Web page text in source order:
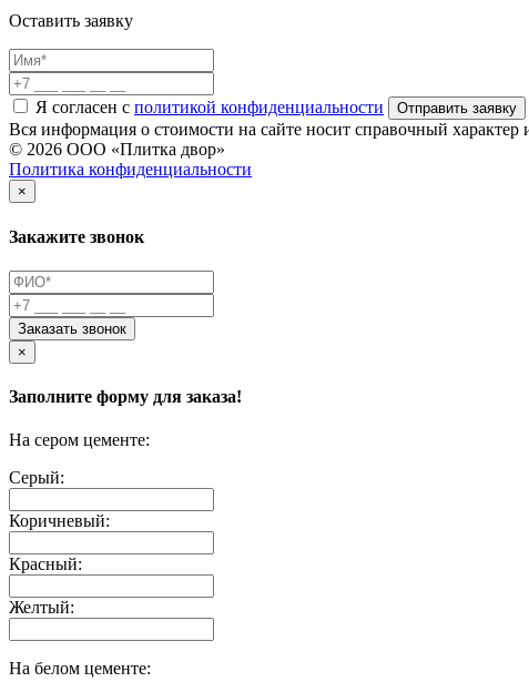
Оставить заявку
Я согласен с политикой конфиденциальности Отправить заявку
Вся информация о стоимости на сайте носит справочный
© 2026 ООО «Плитка двор»
Политика конфиденциальности
×
Закажите звонок
Заказать звонок
×
Заполните форму для заказа!
На сером цементе:
Серый:
Коричневый:
Красный:
Желтый:
На белом цементе: